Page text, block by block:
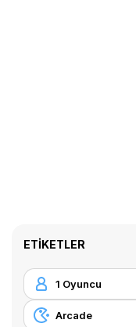
ETIKETLER
1 Oyuncu
Arcade